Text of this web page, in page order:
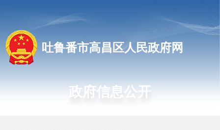
吐鲁番市高昌区人民政府网
政府信息公开